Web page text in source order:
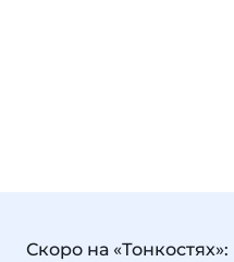
Скоро на «Тонкостях»: